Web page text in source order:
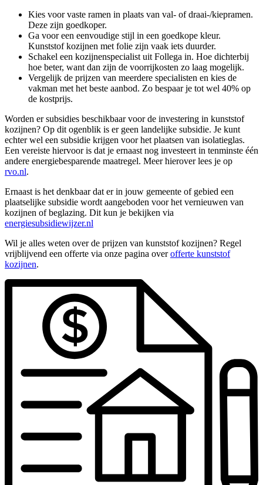
Kies voor vaste ramen in plaats van val- of draai-/kiepramen.
Deze zijn goedkoper.
Ga voor een eenvoudige stijl in een goedkope kleur.
Kunststof kozijnen met folie zijn vaak iets duurder.
Schakel een kozijnenspecialist uit Follega in. Hoe dichterbij
hoe beter, want dan zijn de voorrijkosten zo laag mogelijk.
Vergelijk de prijzen van meerdere specialisten en kies de
vakman met het beste aanbod. Zo bespaar je tot wel 40% op
de kostprijs.
Worden er subsidies beschikbaar voor de investering in kunststof
kozijnen? Op dit ogenblik is er geen landelijke subsidie. Je kunt
echter wel een subsidie krijgen voor het plaatsen van isolatieglas.
Een vereiste hiervoor is dat je ernaast nog investeert in tenminste één
andere energiebesparende maatregel. Meer hierover lees je op
rvo.nl.
Ernaast is het denkbaar dat er in jouw gemeente of gebied een
plaatselijke subsidie wordt aangeboden voor het vernieuwen van
kozijnen of beglazing. Dit kun je bekijken via
energiesubsidiewijzer.nl
Wil je alles weten over de prijzen van kunststof kozijnen? Regel
vrijblijvend een offerte via onze pagina overofferte kunststof
kozijnen.